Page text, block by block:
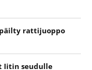
rattijuoppo
Iitin seudulle